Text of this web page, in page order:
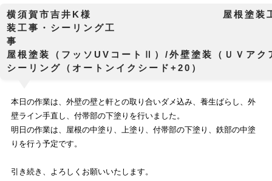
横須賀市吉井K様 屋根塗装工事
装工事・シーリング工
屋根塗装（フッソUVコートⅡ）/外壁塗装（ＵＶアク
シーリング（オートンイクシード+20）
本日の作業は、 外壁の壁と軒との取り合いダメ込み、養生ばらし、外
壁ライン手直し、付帯部の下塗り を行いました。
明日の作業は、屋根の中塗り、上塗り、付帯部の下塗り、鉄部の中塗
り を行う予定です。
引き続き、よろしくお願いいたします。